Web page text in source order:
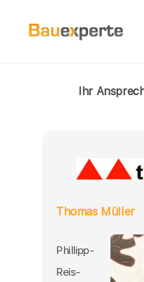
Ihr
Thomas Müller
Phillipp-
Reis-